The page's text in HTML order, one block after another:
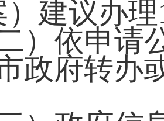
）建议办
二）依申
政府转办